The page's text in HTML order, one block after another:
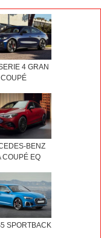
4 GRAN
COUPÉ
BENZ
COUPÉ EQ
SPORTBACK